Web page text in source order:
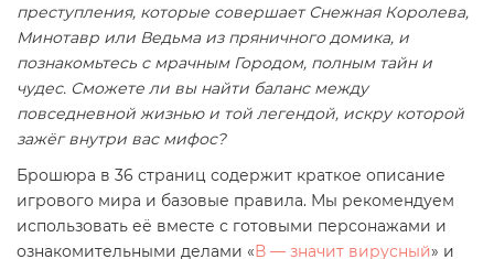
преступления, которые совершает Снежная Королева,
Минотавр или Ведьма из пряничного домика, и
познакомьтесь с мрачным Городом, полным тайн и
чудес. Сможете ли вы найти баланс между
повседневной жизнью и той легендой, искру которой
зажёг внутри вас мифос?
Брошюра в 36 страниц содержит краткое описание
игрового мира и базовые правила. Мы рекомендуем
использовать её вместе с готовыми персонажами и
ознакомительными делами «В — значит вирусный» и